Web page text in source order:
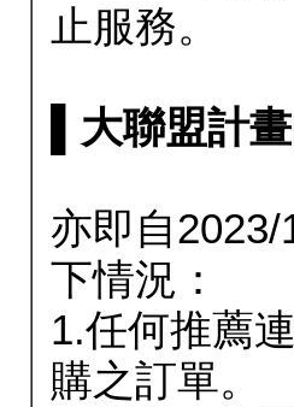
止服務。
▌大聯盟計
亦即自
下情況：
1.任何推薦
購之訂單。